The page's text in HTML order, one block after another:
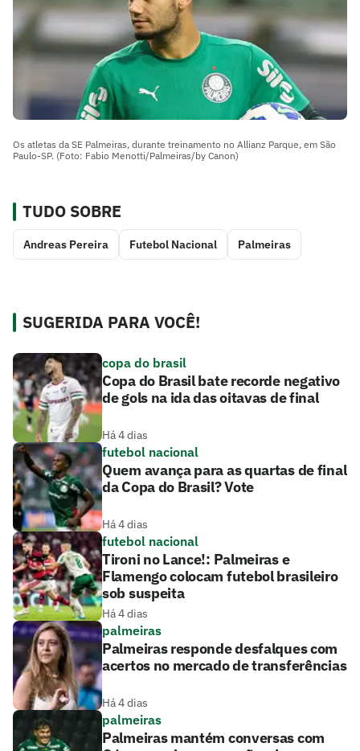
Os atletas da SE Palmeiras, durante treinamento no Allianz Parque, em São
Paulo-SP. (Foto: Fabio Menotti/Palmeiras/by Canon)
TUDO SOBRE
Andreas Pereira Futebol Nacional Palmeiras
SUGERIDA PARA VOCÊ!
copa do brasil
Copa do Brasil bate recorde negativo
de gols na ida das oitavas de final
Há 4 dias
futebol nacional
Quem avança para as quartas de final
da Copa do Brasil? Vote
Há 4 dias
futebol nacional
Tironi no Lance!: Palmeiras e
Flamengo colocam futebol brasileiro
sob suspeita
Há 4 dias
palmeiras
Palmeiras responde desfalques com
acertos no mercado de transferências
Há 4 dias
palmeiras
Palmeiras mantém conversas com